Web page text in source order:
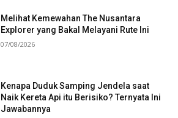
Melihat Kemewahan The Nusantara
Explorer yang Bakal Melayani Rute Ini
07/08/2026
Kenapa Duduk Samping Jendela saat
Naik Kereta Api itu Berisiko? Ternyata Ini
Jawabannya